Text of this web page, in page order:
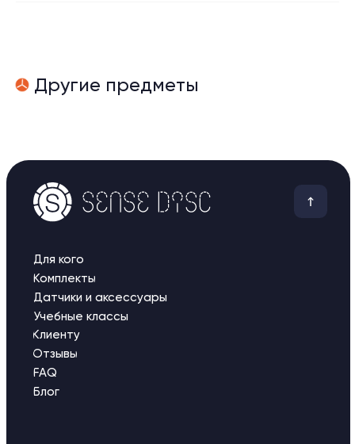
Другие предметы